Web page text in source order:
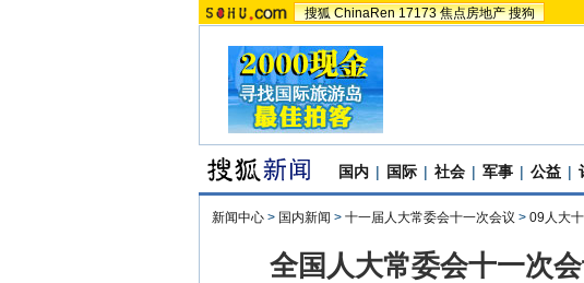
搜狐 ChinaRen 17173 焦点房地产 搜狗
国内 | 国际 | 社会 | 军事 | 公益 |
新闻中心 > 国内新闻 > 十一届人大常委会十一次会议 > 09人大
全国人大常委会十一次